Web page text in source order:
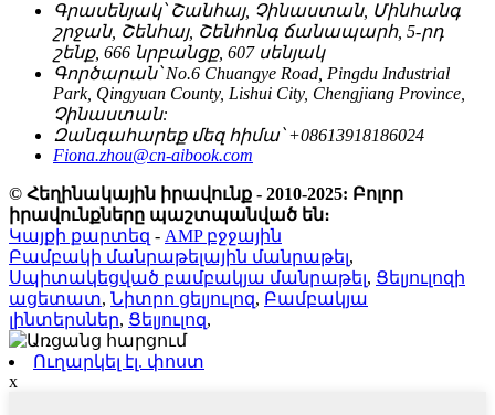
Գրասենյակ՝ Շանհայ, Չինաստան, Մինհանգ
շրջան, Շենհայ, Շենհոնգ ճանապարհ, 5-րդ
շենք, 666 նրբանցք, 607 սենյակ
Գործարան՝ No.6 Chuangye Road, Pingdu Industrial
Park, Qingyuan County, Lishui City, Chengjiang Province,
Չինաստան:
Զանգահարեք մեզ հիմա՝ +08613918186024
Fiona.zhou@cn-aibook.com
© Հեղինակային իրավունք - 2010-2025: Բոլոր
իրավունքները պաշտպանված են։
Կայքի քարտեզ - AMP բջջային
Բամբակի մանրաթելային մանրաթել,
Սպիտակեցված բամբակյա մանրաթել, Ցելյուլոզի
ացետատ, Նիտրո ցելյուլոզ, Բամբակյա
լինտերսներ, Ցելյուլոզ,
Ուղարկել էլ. փոստ
x